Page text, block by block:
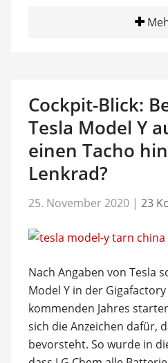
Cockpit-Blick:
Tesla Model Y
einen Tacho
Lenkrad?
25. November 2020 | 23
Nach Angaben von Tesla
Model Y in der
kommenden Jahres
sich die Anzeichen dafür,
bevorsteht. So wurde in